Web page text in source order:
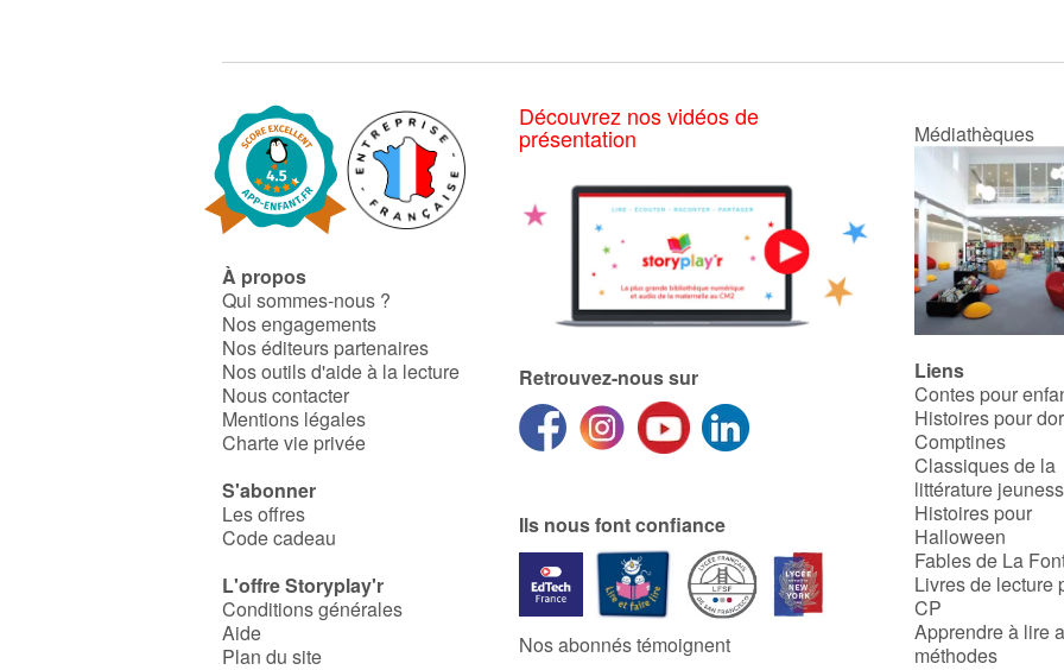
À propos
Qui sommes-nous ?
Nos engagements
Nos éditeurs partenaires
Nos outils d'aide à la lecture
Nous contacter
Mentions légales
Charte vie privée
S'abonner
Les offres
Code cadeau
L'offre Storyplay'r
Conditions générales
Aide
Plan du site
Découvrez nos vidéos de
présentation
Retrouvez-nous sur
Ils nous font confiance
Nos abonnés témoignent
Médiathèques
Liens
Contes pour
Histoires pour
Comptines
Classiques de la
littérature
Histoires pour
Halloween
Fables de La
Livres de lecture
CP
Apprendre à lire
méthodes